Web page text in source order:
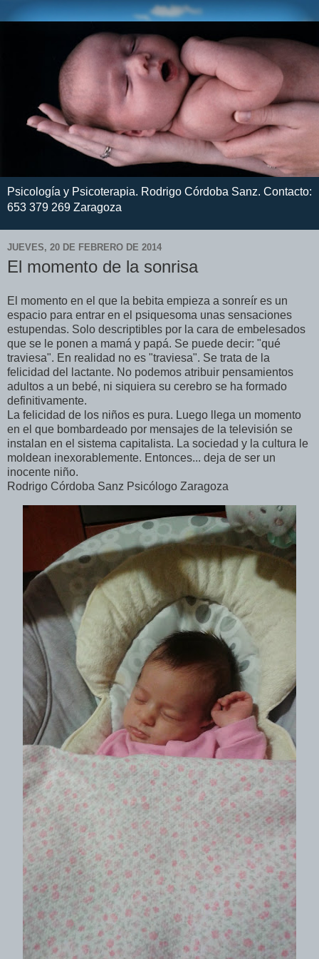
Psicología y Psicoterapia. Rodrigo Córdoba Sanz. Contacto:
653 379 269 Zaragoza
JUEVES, 20 DE FEBRERO DE 2014
El momento de la sonrisa
El momento en el que la bebita empieza a sonreír es un
espacio para entrar en el psiquesoma unas sensaciones
estupendas. Solo descriptibles por la cara de embelesados
que se le ponen a mamá y papá. Se puede decir: "qué
traviesa". En realidad no es "traviesa". Se trata de la
felicidad del lactante. No podemos atribuir pensamientos
adultos a un bebé, ni siquiera su cerebro se ha formado
definitivamente.
La felicidad de los niños es pura. Luego llega un momento
en el que bombardeado por mensajes de la televisión se
instalan en el sistema capitalista. La sociedad y la cultura le
moldean inexorablemente. Entonces... deja de ser un
inocente niño.
Rodrigo Córdoba Sanz Psicólogo Zaragoza